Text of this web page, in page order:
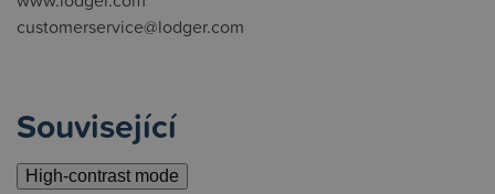
customerservice@lodger.com
Související
High-contrast mode